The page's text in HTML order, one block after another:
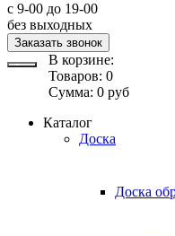
с 9-00 до 19-00
без выходных
Заказать звонок
В корзине:
Товаров: 0
Сумма: 0 руб
Каталог
Доска
Доска